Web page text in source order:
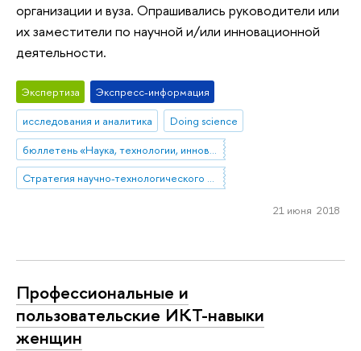
организации и вуза. Опрашивались руководители или
их заместители по научной и/или инновационной
деятельности.
Экспертиза
Экспресс-информация
исследования и аналитика
Doing science
Стратегия научно-технологического развития РФ
21 июня 2018
Профессиональные и
пользовательские ИКТ-навыки
женщин